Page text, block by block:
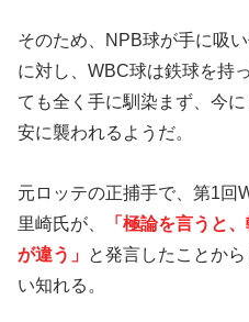
そのため、NPB球が手に吸
に対し、WBC球は鉄球を持
ても全く手に馴染まず、今
安に襲われるようだ。
元ロッテの正捕手で、第1回
里崎氏が、
「極論を言うと
が違う」 と発言したことか
い知れる。